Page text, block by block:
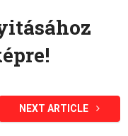
NEXT ARTICLE